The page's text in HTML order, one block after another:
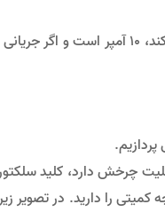
حداکثر جریانی که مولتی متر بالا می تواند
چرخش دارد، کلید
کمیتی را دارید. در